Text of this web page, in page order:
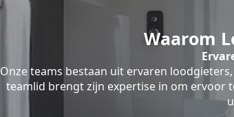
Waarom
Onze teams bestaan uit ervaren
teamlid brengt zijn expertise in om